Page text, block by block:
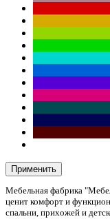
Применить
Мебельная фабрика
ценит комфорт и
спальни, прихожей и